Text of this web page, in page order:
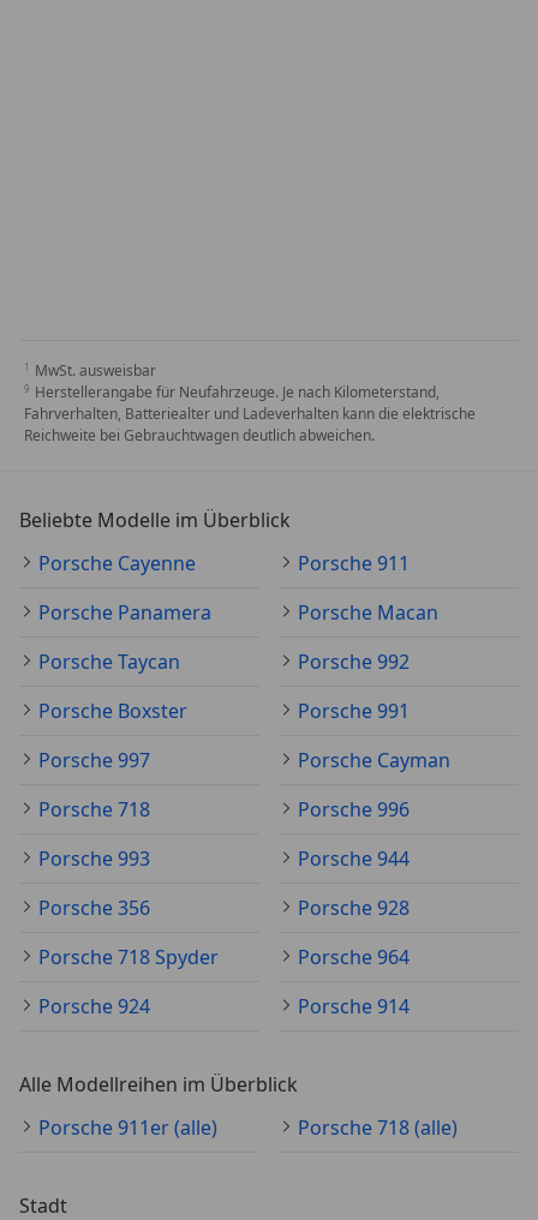
MwSt. ausweisbar
Herstellerangabe für Neufahrzeuge. Je nach Kilometerstand,
Fahrverhalten, Batteriealter und Ladeverhalten kann die elektrische
Reichweite bei Gebrauchtwagen deutlich abweichen.
Beliebte Modelle im Überblick
Porsche Cayenne
Porsche 911
Porsche Panamera
Porsche Macan
Porsche Taycan
Porsche 992
Porsche Boxster
Porsche 991
Porsche 997
Porsche Cayman
Porsche 718
Porsche 996
Porsche 993
Porsche 944
Porsche 356
Porsche 928
Porsche 718 Spyder
Porsche 964
Porsche 924
Porsche 914
Alle Modellreihen im Überblick
Porsche 911er (alle)
Porsche 718 (alle)
Stadt